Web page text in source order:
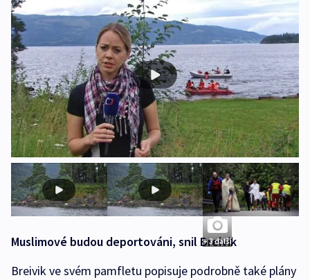
+ 3 další
Muslimové budou deportováni, snil Breivik
Breivik ve svém pamfletu popisuje podrobně také plány